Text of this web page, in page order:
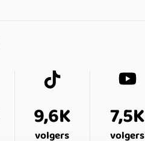
9,6K
volgers
7,5K
volgers